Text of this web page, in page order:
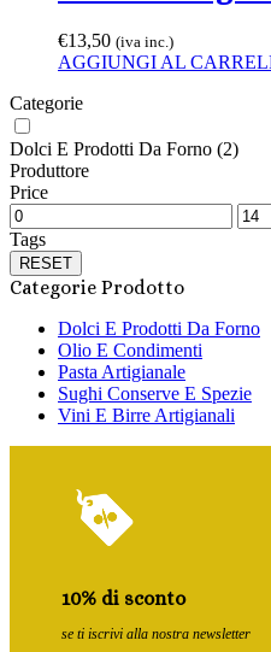
€13,50 (iva inc.)
AGGIUNGI AL
Categorie
Dolci E Prodotti Da Forno (2)
Produttore
Price
Tags
RESET
Categorie Prodotto
Dolci E Prodotti Da Forno
Olio E Condimenti
Pasta Artigianale
Sughi Conserve E Spezie
Vini E Birre Artigianali
10% di sconto
se ti iscrivi alla nostra newsletter